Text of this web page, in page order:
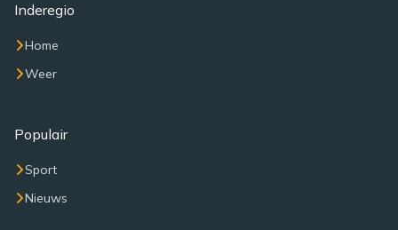
Inderegio
Home
Weer
Populair
Sport
Nieuws